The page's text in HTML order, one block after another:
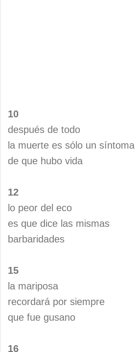
10
después de todo
la muerte es sólo un síntoma
de que hubo vida
12
lo peor del eco
es que dice las mismas
barbaridades
15
la mariposa
recordará por siempre
que fue gusano
16